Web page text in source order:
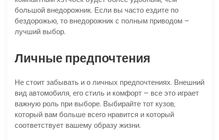
большой внедорожник. Если вы часто ездите по
бездорожью‚ то внедорожник с полным приводом –
лучший выбор.
Личные предпочтения
Не стоит забывать и о личных предпочтениях. Внешний
вид автомобиля‚ его стиль и комфорт – все это играет
важную роль при выборе. Выбирайте тот кузов‚
который вам больше всего нравится и который
соответствует вашему образу жизни.